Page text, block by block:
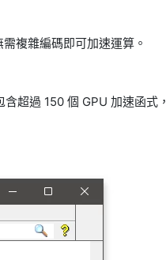
複雜編碼即可加速運算。
含超過 150 個 GPU 加速函式，